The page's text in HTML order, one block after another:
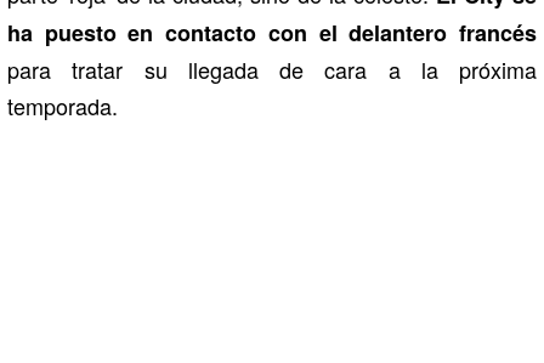
ha puesto en contacto con el delantero francés
para tratar su llegada de cara a la próxima
temporada.